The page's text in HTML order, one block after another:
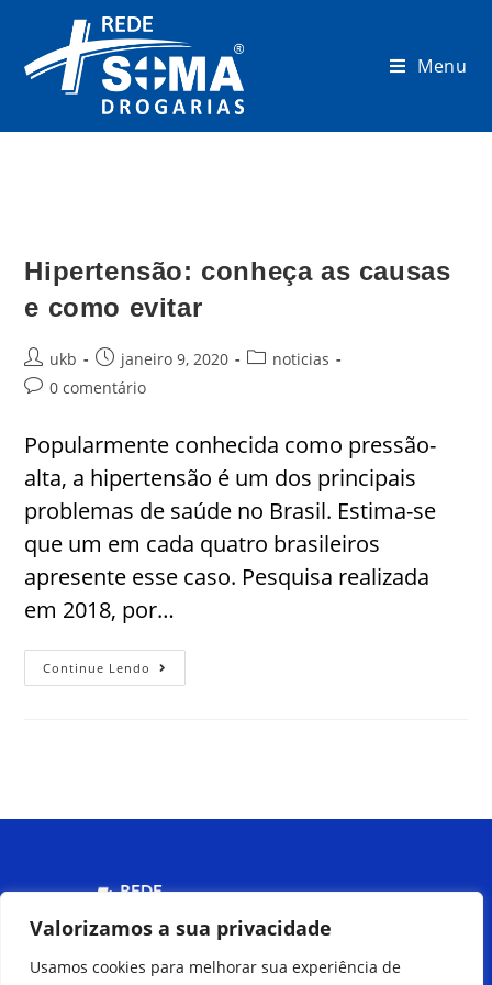
Valorizamos a sua privacidade
Usamos cookies para melhorar sua experiência de
Menu
Hipertensão: conheça as causas
e como evitar
ukb janeiro 9, 2020
noticias
0 comentário
Popularmente conhecida como pressão-
alta, a hipertensão é um dos principais
problemas de saúde no Brasil. Estima-se
que um em cada quatro brasileiros
apresente esse caso. Pesquisa realizada
em 2018, por…
Continue Lendo